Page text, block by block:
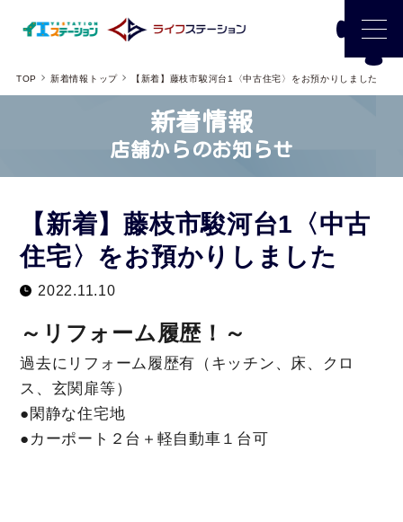
TOP 新着情報トップ 【新着】藤枝市駿河台1〈中古住宅〉をお預かりしました
新着情報
店舗からのお知らせ
【新着】藤枝市駿河台1〈中古
住宅〉をお預かりしました
2022.11.10
～リフォーム履歴！～
過去にリフォーム履歴有（キッチン、床、クロ
ス、玄関扉等）
●閑静な住宅地
●カーポート２台＋軽自動車１台可